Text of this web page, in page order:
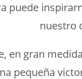
puede
nuestro
en gran
pequeña